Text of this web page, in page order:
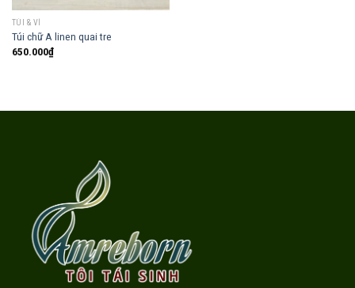
TÚI & VÍ
Túi chữ A linen quai tre
650.000₫